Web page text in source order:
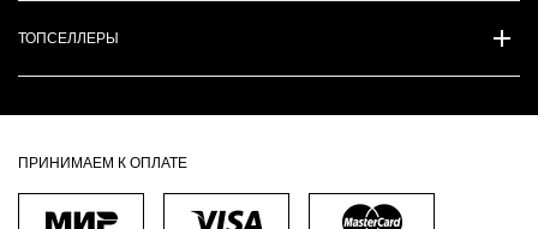
ТОПСЕЛЛЕРЫ
ПРИНИМАЕМ К ОПЛАТЕ